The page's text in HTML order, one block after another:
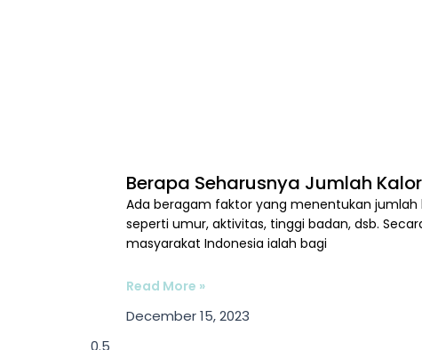
Berapa Seharusnya Jumlah
Ada beragam faktor yang menentukan
seperti umur, aktivitas, tinggi badan, dsb.
masyarakat Indonesia ialah bagi
Read More »
December 15, 2023